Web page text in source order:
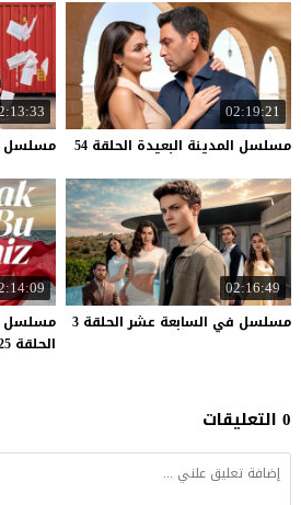
02:19:21
مسلسل المدينة البعيدة الحلقة 54 مسلسل
02:16:49
مسلسل في السابعة عشر الحلقة 3
مسلسل
الحلقة 25
0 التعليقات